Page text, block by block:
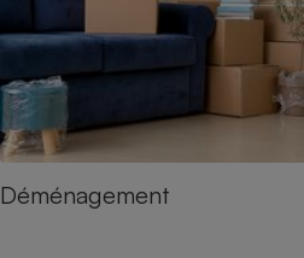
Déménagement